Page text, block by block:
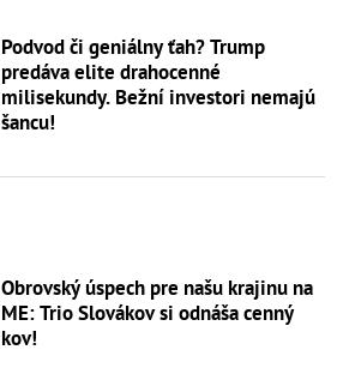
Podvod či geniálny ťah? Trump
predáva elite drahocenné
milisekundy. Bežní investori nemajú
šancu!
Obrovský úspech pre našu krajinu na
ME: Trio Slovákov si odnáša cenný
kov!